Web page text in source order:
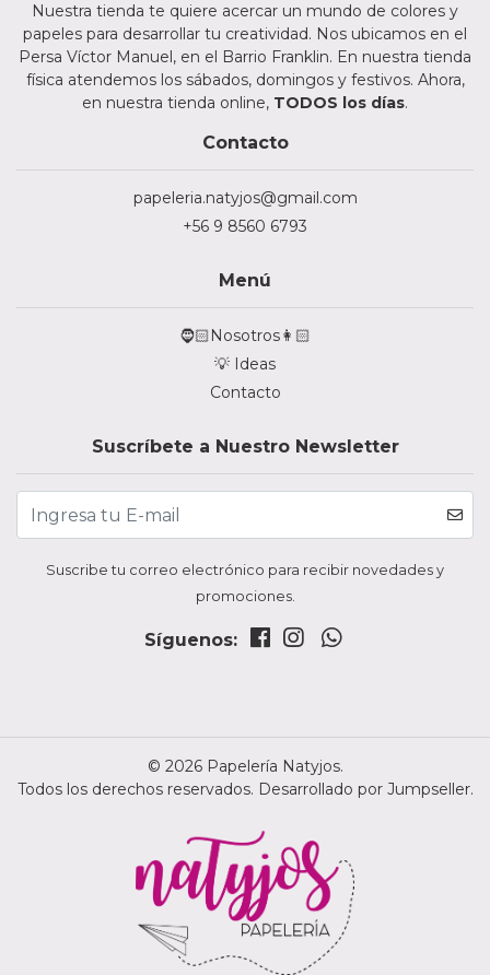
Nuestra tienda te quiere acercar un mundo de colores y
papeles para desarrollar tu creatividad. Nos ubicamos en el
Persa Víctor Manuel, en el Barrio Franklin. En nuestra tienda
física atendemos los sábados, domingos y festivos. Ahora,
en nuestra tienda online, TODOS los días.
Contacto
papeleria.natyjos@gmail.com
+56 9 8560 6793
Menú
🧔🏻Nosotros👩🏻
💡 Ideas
Contacto
Suscríbete a Nuestro Newsletter
Suscribe tu correo electrónico para recibir novedades y
promociones.
Síguenos:
© 2026 Papelería Natyjos.
Todos los derechos reservados. Desarrollado por Jumpseller.